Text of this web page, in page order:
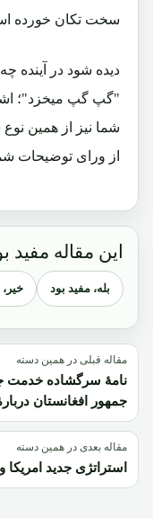
سخت تکان خورده
دیده شود در آینده
"گپ گپ میخزد"؛
شما نیز از همین
از ورای توضیحات
این مقاله مفید
بله، مفید بود خیر،
مقاله قبلی در همین دسته
نامۀ سرگشاده خدمت
جمهور افغانستان
مقاله بعدی در همین دسته
استراتژی جدید